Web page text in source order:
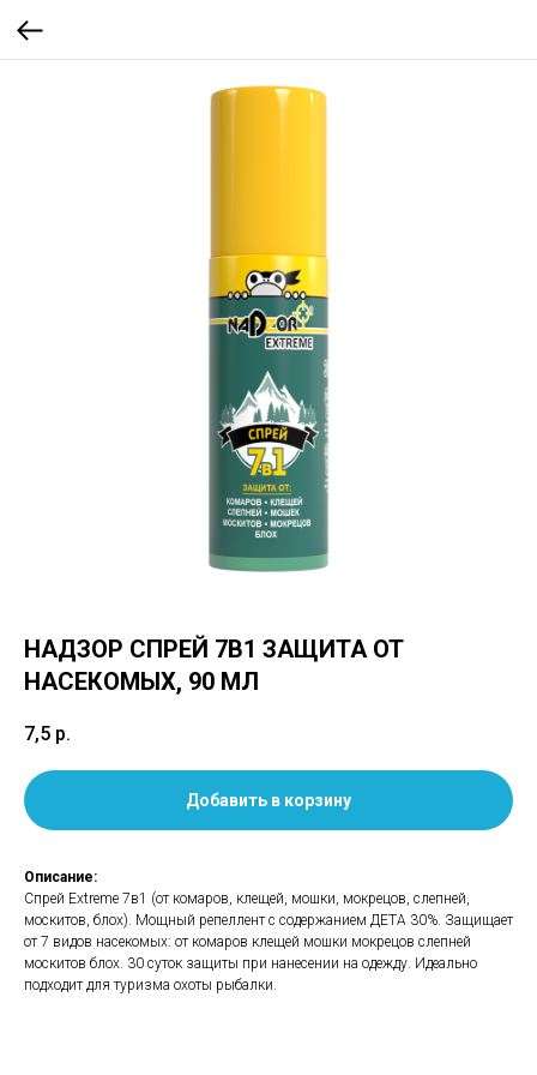
НАДЗОР СПРЕЙ 7В1 ЗАЩИТА ОТ
НАСЕКОМЫХ, 90 МЛ
7,5 р.
Добавить в корзину
Описание:
Спрей Extreme 7в1 (от комаров, клещей, мошки, мокрецов, слепней,
москитов, блох). Мощный репеллент с содержанием ДЕТА 30%. Защищает
от 7 видов насекомых: от комаров клещей мошки мокрецов слепней
москитов блох. 30 суток защиты при нанесении на одежду. Идеально
подходит для туризма охоты рыбалки.